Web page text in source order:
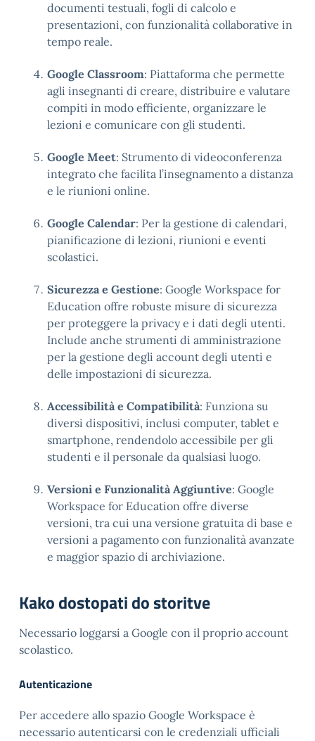
documenti testuali, fogli di calcolo e
presentazioni, con funzionalità collaborative in
tempo reale.
Google Classroom: Piattaforma che permette
agli insegnanti di creare, distribuire e valutare
compiti in modo efficiente, organizzare le
lezioni e comunicare con gli studenti.
Google Meet: Strumento di videoconferenza
integrato che facilita l’insegnamento a distanza
e le riunioni online.
Google Calendar: Per la gestione di calendari,
pianificazione di lezioni, riunioni e eventi
scolastici.
Sicurezza e Gestione: Google Workspace for
Education offre robuste misure di sicurezza
per proteggere la privacy e i dati degli utenti.
Include anche strumenti di amministrazione
per la gestione degli account degli utenti e
delle impostazioni di sicurezza.
Accessibilità e Compatibilità: Funziona su
diversi dispositivi, inclusi computer, tablet e
smartphone, rendendolo accessibile per gli
studenti e il personale da qualsiasi luogo.
Versioni e Funzionalità Aggiuntive: Google
Workspace for Education offre diverse
versioni, tra cui una versione gratuita di base e
versioni a pagamento con funzionalità avanzate
e maggior spazio di archiviazione.
Kako dostopati do storitve
Necessario loggarsi a Google con il proprio account
scolastico.
Autenticazione
Per accedere allo spazio Google Workspace è
necessario autenticarsi con le credenziali ufficiali